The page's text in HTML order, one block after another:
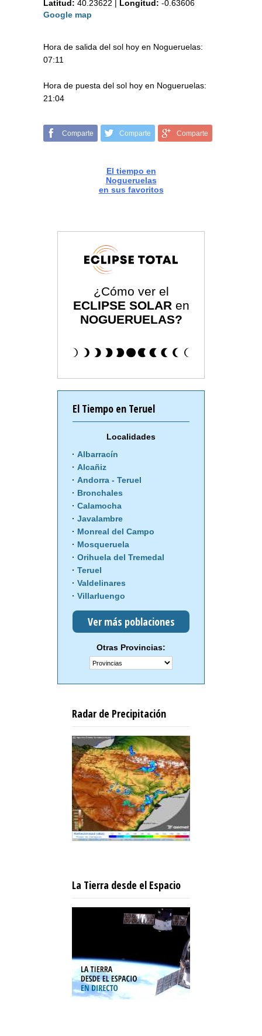
Latitud: 40.23622 Longitud: -0.63606
Google map
Hora de salida del sol hoy en Nogueruelas:
07:11
Hora de puesta del sol hoy en Nogueruelas:
21:04
Comparte Comparte Comparte
El tiempo en
Nogueruelas
en sus favoritos
¿Cómo ver el
ECLIPSE SOLAR en
NOGUERUELAS?
El Tiempo en Teruel
Localidades
Albarracín
Alcañiz
Andorra - Teruel
Bronchales
Calamocha
Javalambre
Monreal del Campo
Mosqueruela
Orihuela del Tremedal
Teruel
Valdelinares
Villarluengo
Ver más poblaciones
Otras Provincias:
Radar de Precipitación
La Tierra desde el Espacio